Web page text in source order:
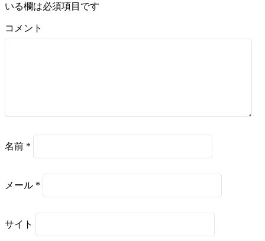
いる欄は必須項目です
コメント
名前 *
メール *
サイト